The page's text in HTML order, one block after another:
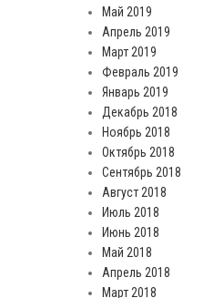
Май 2019
Апрель 2019
Март 2019
Февраль 2019
Январь 2019
Декабрь 2018
Ноябрь 2018
Октябрь 2018
Сентябрь 2018
Август 2018
Июль 2018
Июнь 2018
Май 2018
Апрель 2018
Март 2018